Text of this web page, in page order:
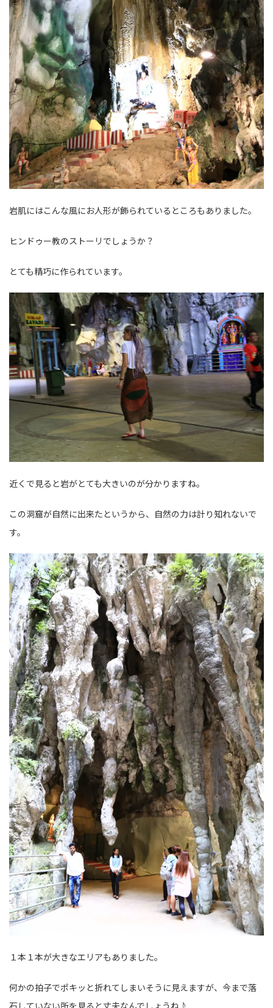
岩肌にはこんな風にお人形が飾られているところもありました。
ヒンドゥー教のストーリでしょうか？
とても精巧に作られています。
近くで見ると岩がとても大きいのが分かりますね。
この洞窟が自然に出来たというから、自然の力は計り知れないで
す。
１本１本が大きなエリアもありました。
何かの拍子でポキッと折れてしまいそうに見えますが、今まで落